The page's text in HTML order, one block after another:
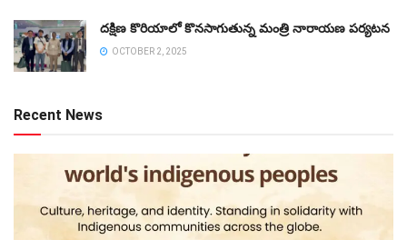
దక్షిణ కొరియాలో కొనసాగుతున్న మంత్రి నారాయణ పర్యటన
OCTOBER 2, 2025
Recent News